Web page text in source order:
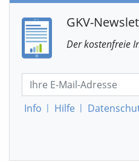
GKV-
Der kostenfreie
Info | Hilfe |